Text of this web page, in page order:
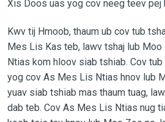
Xis Doos uas yog cov neeg teev pej
Kwv tij Hmoob, thaum ub cov tub
Mes Lis Kas teb, lawv tshaj lub
Ntias kom hloov siab tshiab. Cov
yog cov As Mes Lis Ntias hnov lub
yuav siab tshiab mas thaum tuag,
dab teb. Cov As Mes Lis Ntias nug